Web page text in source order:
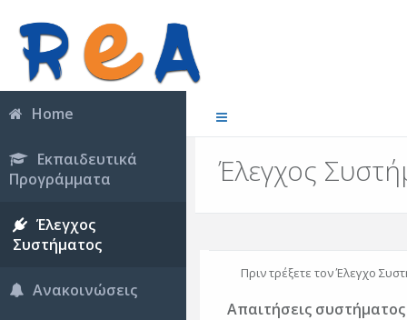
Home
Εκπαιδευτικά
Προγράμματα
Έλεγχος
Συστήματος
Ανακοινώσεις
Έλεγχος
Πριν τρέξετε τον Έλεγχο
Απαιτήσεις συστήματος